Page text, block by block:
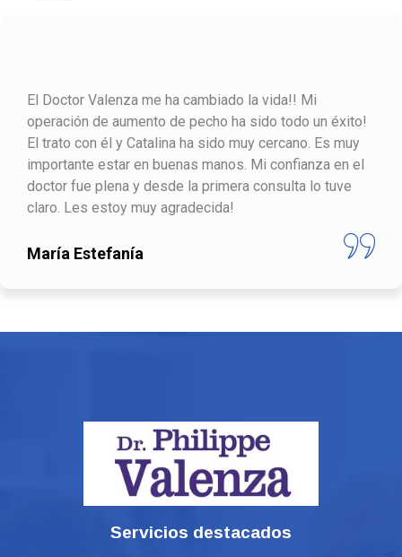
Fui recomendada por unas amigas y no pude caer en
mejores manos. Me operó del pecho hace ya 7 meses
y estoy encantada. Ha quedado tal cual se lo pedí,
acorde con mi cuerpo, y con la caída propia de un pecho
natural. La cicatriz aún se ve pero es muy fina e irá
blanqueando con el tiempo. Supo entender lo que
quería desde el primer momento, resolvió todas mis
dudas y me dio mucha confianza y tranquilidad
Servicios destacados